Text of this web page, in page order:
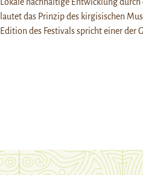
lautet das Prinzip des kirgisischen
Edition des Festivals spricht einer der